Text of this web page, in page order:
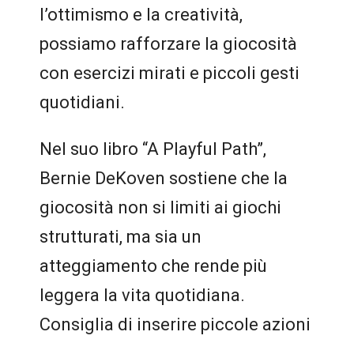
l’ottimismo e la creatività,
possiamo rafforzare la giocosità
con esercizi mirati e piccoli gesti
quotidiani.
Nel suo libro “A Playful Path”,
Bernie DeKoven sostiene che la
giocosità non si limiti ai giochi
strutturati, ma sia un
atteggiamento che rende più
leggera la vita quotidiana.
Consiglia di inserire piccole azioni